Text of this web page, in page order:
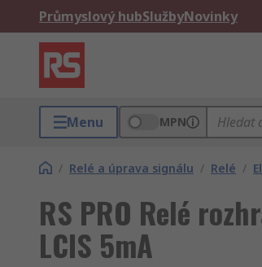
Průmyslový hubSlužbyNovinky
Menu MPN
/ Relé a úprava signálu / Relé /
RS PRO Relé
LCIS 5mA